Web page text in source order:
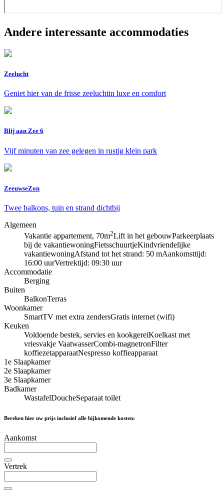
Andere interessante accommodaties
Zeelucht
Geniet hier van de frisse zeeluchtin luxe en comfort
Blij aan Zee 6
Vijf minuten van zee gelegen in rustig klein park
ZeeuwseZon
Twee balkons, tuin en strand dichtbij
Algemeen
Vakantie appartement, 70m2Lift in het gebouwParkeerplaats
bij de vakantiewoningFietsschuurtjeKindvriendelijke
vakantiewoningAfstand tot het strand: 50 mAankomsttijd:
16:00 uurVertrektijd: 09:30 uur
Accommodatie
Berging
Buiten
BalkonTerras
Woonkamer
SmartTV met extra zendersGratis internet (wifi)
Keuken
Voldoende bestek, servies en kookgereiKoelkast met
vriesvakje VaatwasserCombi-magnetronFilter
koffiezetapparaatNespresso koffieapparaat
1e Slaapkamer
2e Slaapkamer
3e Slaapkamer
Badkamer
WastafelDoucheSeparaat toilet
Bereken hier uw prijs inclusief alle bijkomende kosten:
Aankomst
Vertrek